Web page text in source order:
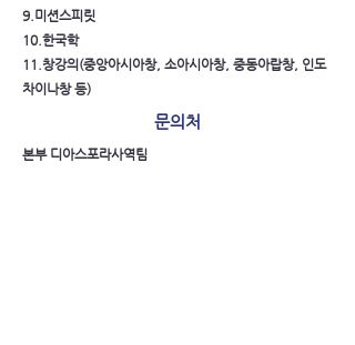
9.미션스피릿
10.한국학
11.창강의(중앙아시아창, 소아시아창, 중동아랍창, 인도
차이나창 등)
문의처
본부 디아스포라사역팀